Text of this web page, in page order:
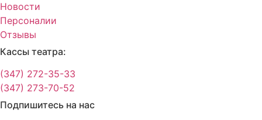
Новости
Персоналии
Отзывы
Кассы театра:
(347) 272-35-33
(347) 273-70-52
Подпишитесь на нас